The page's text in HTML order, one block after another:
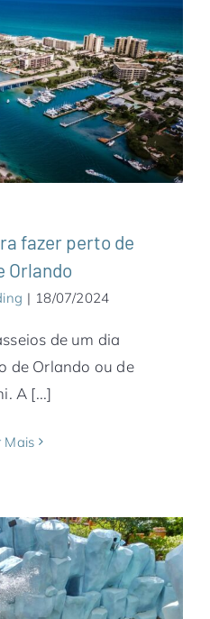
perto de Miami e
Unidos Miami
fazer perto de
Orlando
| 18/07/2024
de um dia
de Orlando ou de
A [...]
Mais
direto da Gol, sai